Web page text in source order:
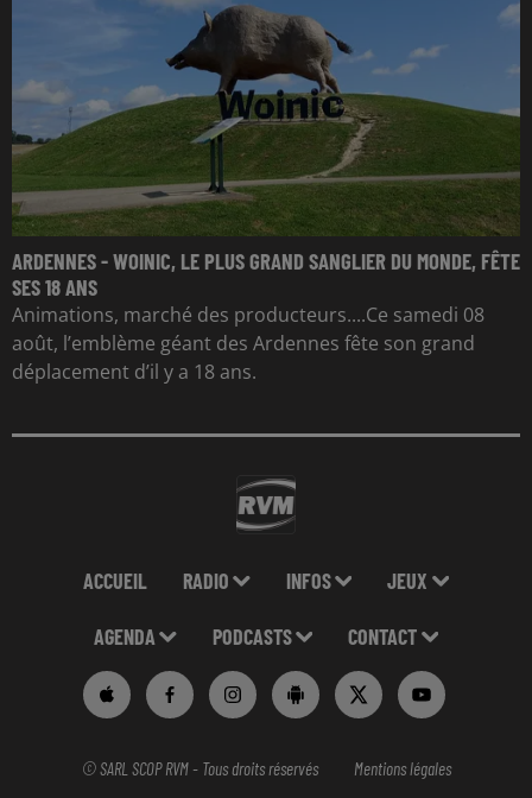
ARDENNES - WOINIC, LE PLUS GRAND SANGLIER DU MONDE, FÊTE
SES 18 ANS
Animations, marché des producteurs....Ce samedi 08
août, l’emblème géant des Ardennes fête son grand
déplacement d’il y a 18 ans.
ACCUEIL RADIO INFOS JEUX
AGENDA PODCASTS CONTACT
© SARL SCOP RVM - Tous droits réservés Mentions légales